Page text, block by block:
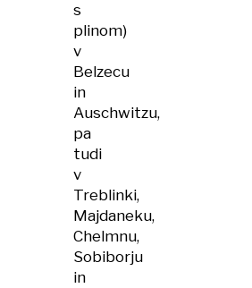
s
plinom)
v
Belzecu
in
Auschwitzu,
pa
tudi
v
Treblinki,
Majdaneku,
Chelmnu,
Sobiborju
in